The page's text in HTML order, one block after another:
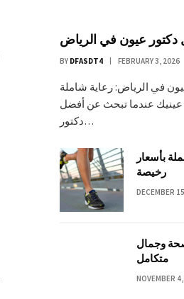
عيون في الرياض
BY DFASDT4 FEBRUARY 3, 2026
في الرياض: رعاية شاملة
عندما تبحث عن أفضل
دكتور…
بأسعار
رخيصة
DECEMBER
صحة وجمال
متكامل
NOVEMBER